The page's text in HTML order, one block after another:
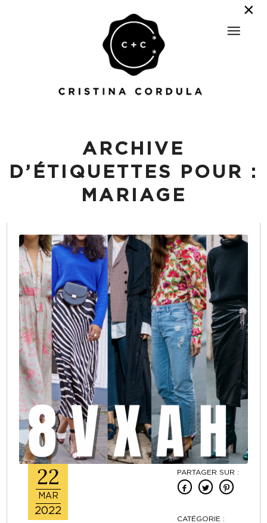
ARCHIVE
D’ÉTIQUETTES POUR :
MARIAGE
22
MAR
2022
PARTAGER SUR :
CATÉGORIE :